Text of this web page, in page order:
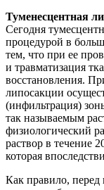
Туменесцентная
Сегодня
процедурой в
тем, что при ее
и травматизация
восстановления.
липосакции
(инфильтрация)
так называемым
физиологический
раствор в течение
которая
Как правило, перед